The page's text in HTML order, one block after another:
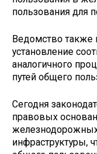
пользования для
Ведомство также
установление
аналогичного
путей общего
Сегодня
правовых
железнодорожных
инфраструктуры,